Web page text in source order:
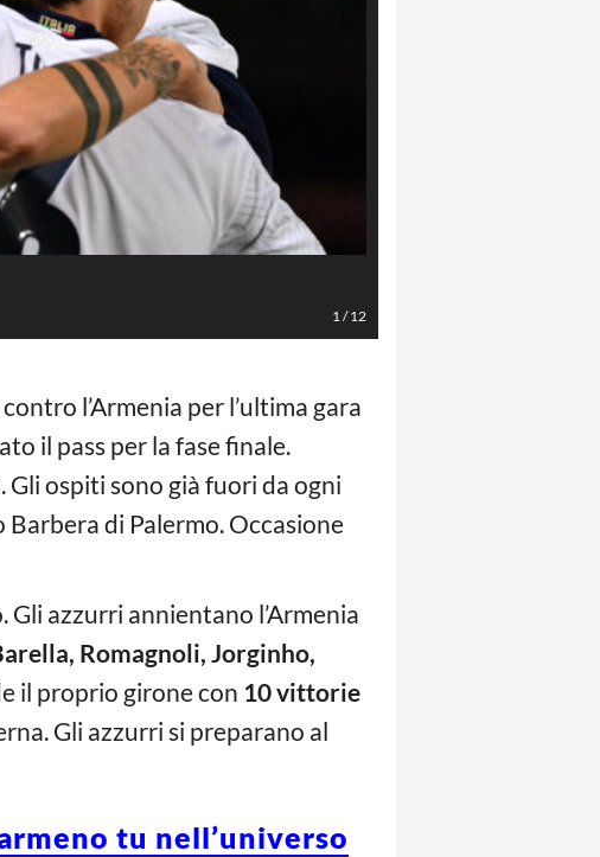
1/12
l’Armenia per l’ultima gara
il pass per la fase finale.
Gli ospiti sono già fuori da ogni
di Palermo. Occasione
Gli azzurri annientano l’Armenia
Romagnoli, Jorginho,
il proprio girone con 10 vittorie
Gli azzurri si preparano al
tu nell’universo